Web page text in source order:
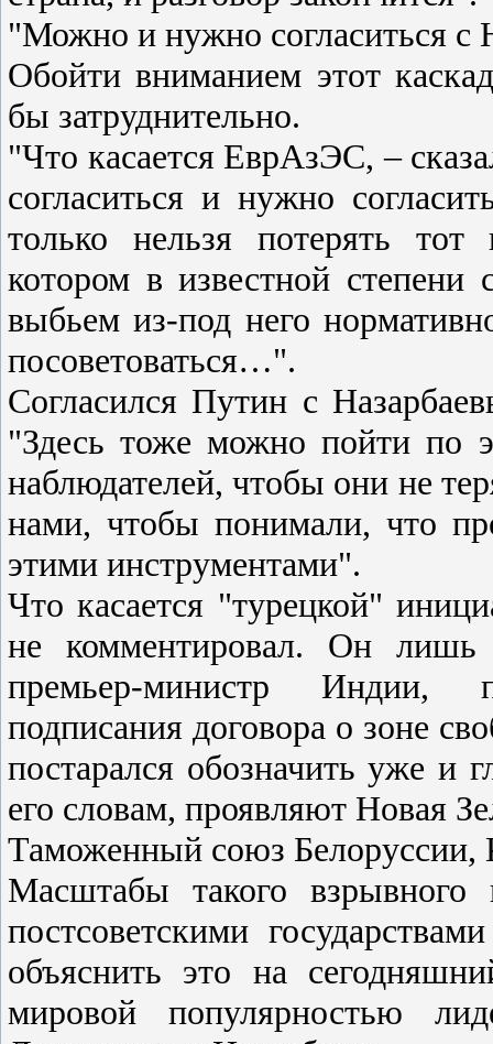
"Можно и нужно согласиться
Обойти вниманием этот
бы затруднительно.
"Что касается ЕврАзЭС, –
согласиться и нужно
только нельзя потерять тот
котором в известной
выбьем из-под него
посоветоваться…".
Согласился Путин с
"Здесь тоже можно пойти по
наблюдателей, чтобы они не
нами, чтобы понимали, что
этими инструментами".
Что касается "турецкой"
не комментировал. Он
премьер-министр Индии,
подписания договора о зоне
постарался обозначить уже и
его словам, проявляют Новая
Таможенный союз Белоруссии,
Масштабы такого взрывного
постсоветскими
объяснить это на
мировой популярностью